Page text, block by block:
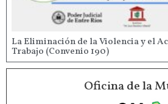
La Eliminación de la Violencia y el
Trabajo (Convenio 190)
Oficina de la